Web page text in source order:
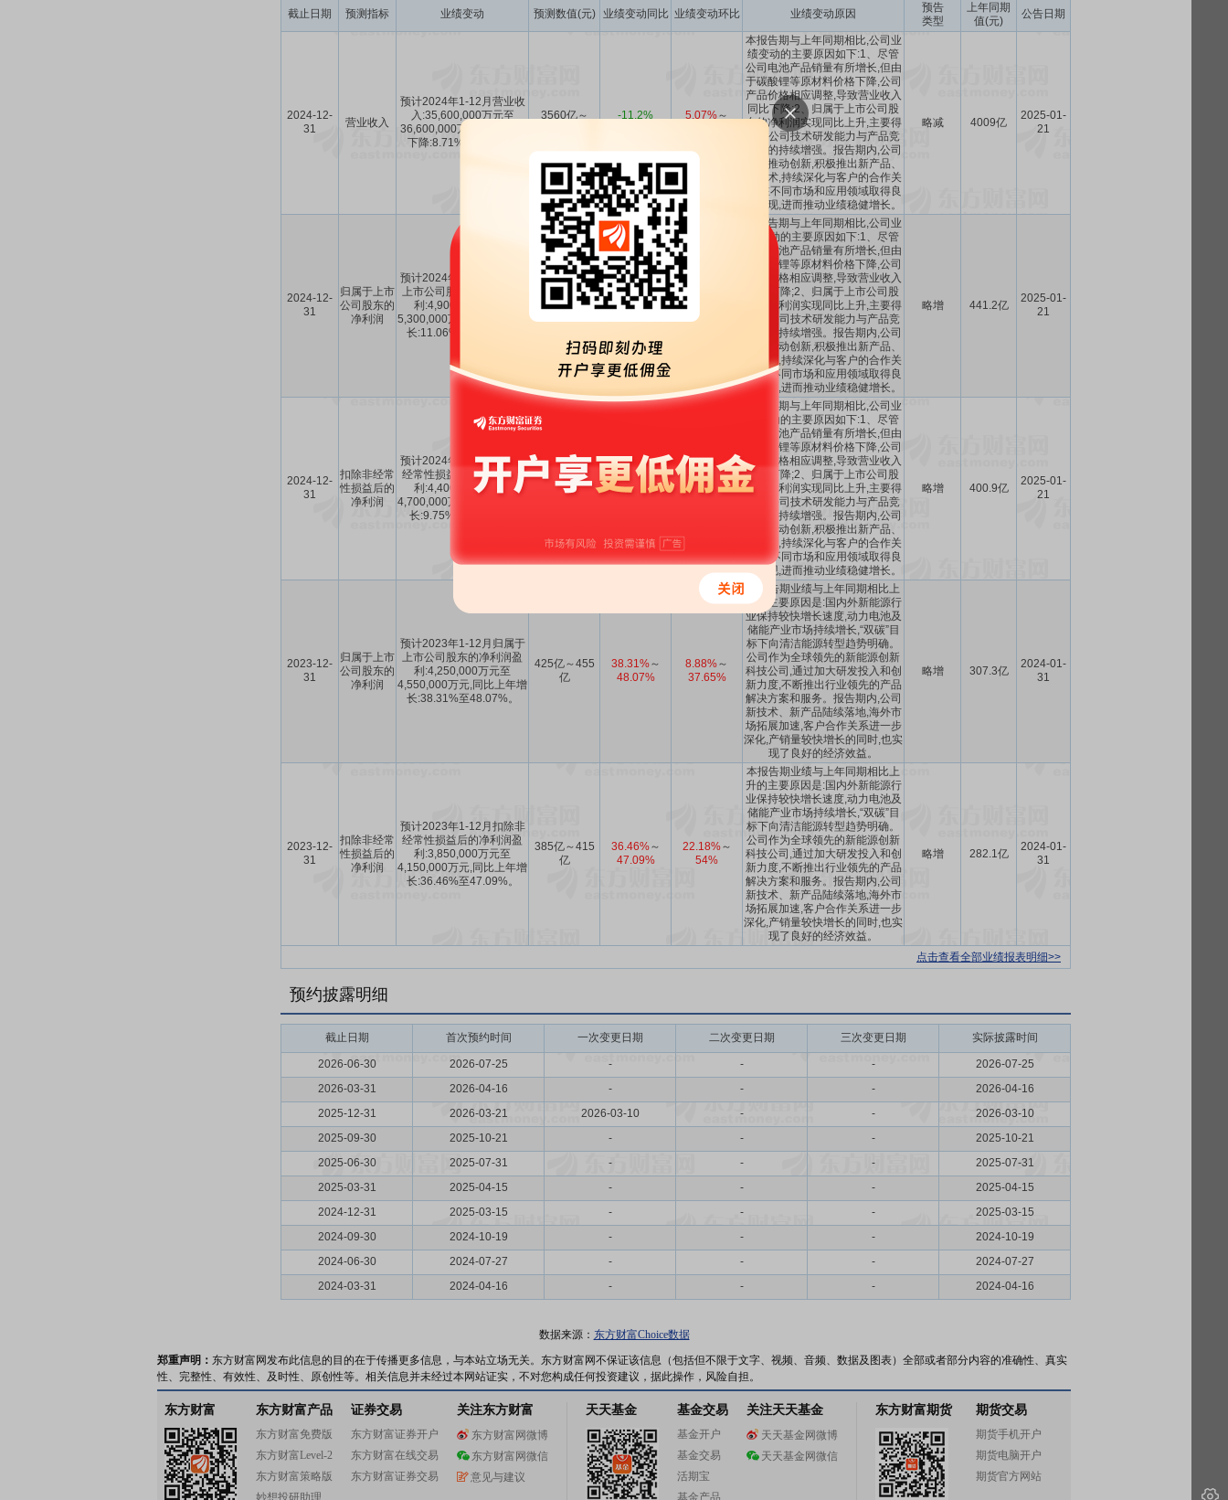
截止日期 预测指标 业绩变动 预测数值(元) 业绩变动同比 业绩变动环比 业绩变动原因
预告
类型
上年同期
值(元)
公告日期
2024-12-
31
营业收入
预计2024年1-12月营业收
入:35,600,000万元至
36,600,000万元,同比上年
下降:8.71%至11.2%。
3560亿～
-11.2%
5.07%～
本报告期与上年同期相比,公司业
绩变动的主要原因如下:1、尽管
公司电池产品销量有所增长,但由
于碳酸锂等原材料价格下降,公司
产品价格相应调整,导致营业收入
同比下降;2、归属于上市公司股
东的净利润实现同比上升,主要得
益于公司技术研发能力与产品竞
争力的持续增强。报告期内,公司
不断推动创新,积极推出新产品、
新技术,持续深化与客户的合作关
系,在不同市场和应用领域取得良
好表现,进而推动业绩稳健增长。
略减 4009亿
2025-01-
21
2024-12-
31
归属于上市
公司股东的
净利润
预计2024年1-12月归属于
上市公司股东的净利润盈
利:4,900,000万元至
5,300,000万元,同比上年增
长:11.06%至20.12%。
490亿～530
亿
11.06%～
20.12%
-1.04%
29.41%
本报告期与上年同期相比,公司业
绩变动的主要原因如下:1、尽管
公司电池产品销量有所增长,但由
于碳酸锂等原材料价格下降,公司
产品价格相应调整,导致营业收入
同比下降;2、归属于上市公司股
东的净利润实现同比上升,主要得
益于公司技术研发能力与产品竞
争力的持续增强。报告期内,公司
不断推动创新,积极推出新产品、
新技术,持续深化与客户的合作关
系,在不同市场和应用领域取得良
好表现,进而推动业绩稳健增长。
略增 441.2亿
2025-01-
21
2024-12-
31
扣除非经常
性损益后的
净利润
预计2024年1-12月扣除非
经常性损益后的净利润盈
利:4,400,000万元至
4,700,000万元,同比上年增
长:9.75%至17.23%。
440亿～470
亿
9.75% ～
17.23%
-2.47% ～
22.28%
本报告期与上年同期相比,公司业
绩变动的主要原因如下:1、尽管
公司电池产品销量有所增长,但由
于碳酸锂等原材料价格下降,公司
产品价格相应调整,导致营业收入
同比下降;2、归属于上市公司股
东的净利润实现同比上升,主要得
益于公司技术研发能力与产品竞
争力的持续增强。报告期内,公司
不断推动创新,积极推出新产品、
新技术,持续深化与客户的合作关
系,在不同市场和应用领域取得良
好表现,进而推动业绩稳健增长。
略增 400.9亿
2025-01-
21
2023-12-
31
归属于上市
公司股东的
净利润
预计2023年1-12月归属于
上市公司股东的净利润盈
利:4,250,000万元至
4,550,000万元,同比上年增
长:38.31%至48.07%。
425亿～455
亿
38.31%～
48.07%
8.88%～
37.65%
本报告期业绩与上年同期相比上
升的主要原因是:国内外新能源行
业保持较快增长速度,动力电池及
储能产业市场持续增长,“双碳”目
标下向清洁能源转型趋势明确。
公司作为全球领先的新能源创新
科技公司,通过加大研发投入和创
新力度,不断推出行业领先的产品
解决方案和服务。报告期内,公司
新技术、新产品陆续落地,海外市
场拓展加速,客户合作关系进一步
深化,产销量较快增长的同时,也实
现了良好的经济效益。
略增 307.3亿
2024-01-
31
2023-12-
31
扣除非经常
性损益后的
净利润
预计2023年1-12月扣除非
经常性损益后的净利润盈
利:3,850,000万元至
4,150,000万元,同比上年增
长:36.46%至47.09%。
385亿～415
亿
36.46%～
47.09%
22.18%～
54%
本报告期业绩与上年同期相比上
升的主要原因是:国内外新能源行
业保持较快增长速度,动力电池及
储能产业市场持续增长,“双碳”目
标下向清洁能源转型趋势明确。
公司作为全球领先的新能源创新
科技公司,通过加大研发投入和创
新力度,不断推出行业领先的产品
解决方案和服务。报告期内,公司
新技术、新产品陆续落地,海外市
场拓展加速,客户合作关系进一步
深化,产销量较快增长的同时,也实
现了良好的经济效益。
略增 282.1亿
2024-01-
31
点击查看全部业绩报表明细>>
预约披露明细
截止日期 首次预约时间 一次变更日期 二次变更日期 三次变更日期 实际披露时间
2026-06-30 2026-07-25 - - -
2026-07-25
2026-03-31
2026-04-16 - - -
2026-04-16
2025-12-31
2026-03-21 2026-03-10 - -
2026-03-10
2025-09-30
2025-10-21 - - -
2025-10-21
2025-06-30
2025-07-31 - - -
2025-07-31
2025-03-31
2025-04-15 - - -
2025-04-15
2024-12-31
2025-03-15 - - -
2025-03-15
2024-09-30
2024-10-19 - - -
2024-10-19
2024-06-30
2024-07-27 - - -
2024-07-27
2024-03-31
2024-04-16 - - - 2024-04-16
数据来源： 东方财富Choice数据
郑重声明： 东方财富网发布此信息的目的在于传播更多信息，与本站立场无关。东方财富网不保证该信息（包括但不限于文字、视频、音频、数据及图表）全部或者部分内容的准确性、真实
性、完整性、有效性、及时性、原创性等。相关信息并未经过本网站证实，不对您构成任何投资建议，据此操作，风险自担。
东方财富 东方财富产品
东方财富免费版
东方财富Level-2
东方财富策略版
妙想投研助理
证券交易
东方财富证券开户
东方财富在线交易
东方财富证券交易
关注东方财富
东方财富网微博
东方财富网微信
意见与建议
天天基金 基金交易
基金开户
基金交易
活期宝
基金产品
关注天天基金
天天基金网微博
天天基金网微信
东方财富期货 期货交易
期货手机开户
期货电脑开户
期货官方网站